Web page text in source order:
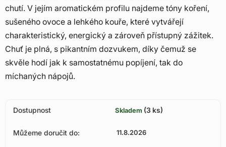
chutí. V jejím aromatickém profilu najdeme tóny koření,
sušeného ovoce a lehkého kouře, které vytvářejí
charakteristický, energický a zároveň přístupný zážitek.
Chuť je plná, s pikantním dozvukem, díky čemuž se
skvěle hodí jak k samostatnému popíjení, tak do
míchaných nápojů.
Dostupnost Skladem (3 ks)
Můžeme doručit do: 11.8.2026